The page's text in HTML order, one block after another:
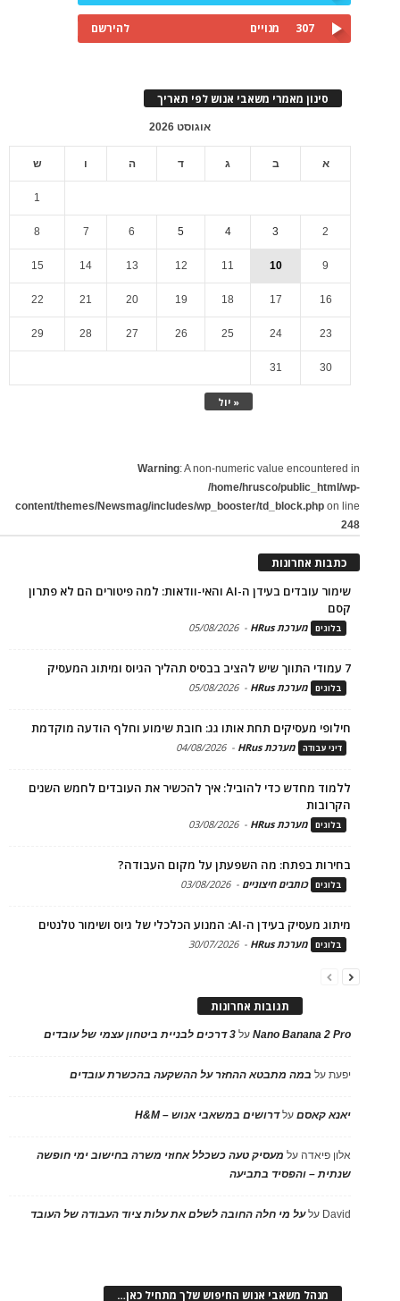
307 מנויים להירשם
סינון מאמרי משאבי אנוש לפי תאריך
אוגוסט 2026
א ב ג ד ה ו ש
« יול
1
2
3
4
5
6
7
8
9
10
11
12
13
14
15
16
17
18
19
20
21
22
23
24
25
26
27
28
29
30
31
Warning: A non-numeric value encountered in
/home/hrusco/public_html/wp-
content/themes/Newsmag/includes/wp_booster/td_block.php on line
248
כתבות אחרונות
שימור עובדים בעידן ה-AI והאי-וודאות: למה פיטורים הם לא פתרון
קסם
בלוגים מערכת HRus -
05/08/2026
7 עמודי התווך שיש להציב בבסיס תהליך הגיוס ומיתוג המעסיק
בלוגים מערכת HRus -
05/08/2026
חילופי מעסיקים תחת אותו גג: חובת שימוע וחלף הודעה מוקדמת
דיני עבודה מערכת HRus -
04/08/2026
ללמוד מחדש כדי להוביל: איך להכשיר את העובדים לחמש השנים
הקרובות
בלוגים מערכת HRus -
03/08/2026
בחירות בפתח: מה השפעתן על מקום העבודה?
בלוגים כותבים חיצוניים -
03/08/2026
מיתוג מעסיק בעידן ה-AI: המנוע הכלכלי של גיוס ושימור טלנטים
בלוגים מערכת HRus -
30/07/2026
תגובות אחרונות
Nano Banana 2 Proעל 3 דרכים לבניית ביטחון עצמי של עובדים
יפעתעל במה מתבטא ההחזר על ההשקעה בהכשרת עובדים
יאנא קאסםעלדרושים במשאבי אנוש – H&M
אלון פיאדה על מעסיק טעה כשכלל אחוזי משרה בחישוב ימי חופשה
שנתית – והפסיד בתביעה
David עלעל מי חלה החובה לשלם את עלות ציוד העבודה של העובד
מנהל משאבי אנוש החיפוש שלך מתחיל כאן…